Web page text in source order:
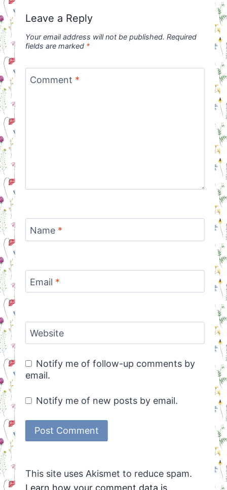
Leave a Reply
Your email address will not be published. Required
fields are marked *
Comment *
Name *
Email *
Website
Notify me of follow-up comments by
email.
Notify me of new posts by email.
This site uses Akismet to reduce spam.
Learn how your comment data is